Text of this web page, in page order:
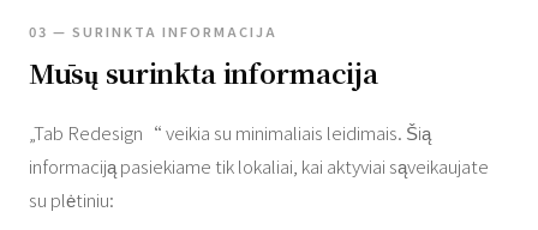
03 — SURINKTA INFORMACIJA
Mūsų surinkta informacija
„Tab Redesign“ veikia su minimaliais leidimais. Šią
informaciją pasiekiame tik lokaliai, kai aktyviai sąveikaujate
su plėtiniu: